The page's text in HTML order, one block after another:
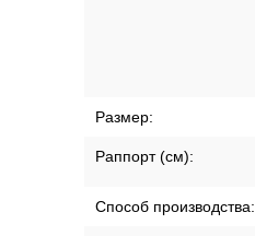
Размер:
Раппорт (см):
Способ производства: